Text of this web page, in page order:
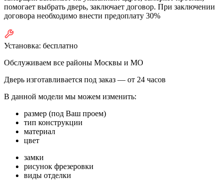
помогает выбрать дверь, заключает договор. При заключении
договора необходимо внести предоплату 30%
Установка: бесплатно
Обслуживаем все районы Москвы и МО
Дверь изготавливается под заказ — от 24 часов
В данной модели мы можем изменить:
размер (под Ваш проем)
тип конструкции
материал
цвет
замки
рисунок фрезеровки
виды отделки